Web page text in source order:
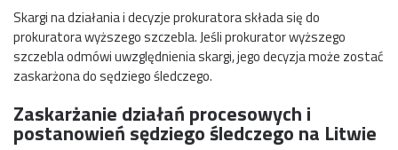
Skargi na działania i decyzje prokuratora składa się do
prokuratora wyższego szczebla. Jeśli prokurator wyższego
szczebla odmówi uwzględnienia skargi, jego decyzja może zostać
zaskarżona do sędziego śledczego.
Zaskarżanie działań procesowych i
postanowień sędziego śledczego na Litwie